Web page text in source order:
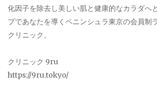
化因子を除去し美しい肌と健康的なカラダへ
プであなたを導くペニンシュラ東京の会員制
クリニック。
クリニック 9ru
https://9ru.tokyo/